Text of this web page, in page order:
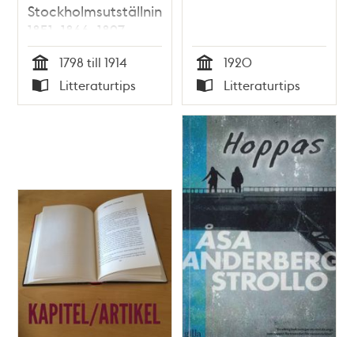
Stockholmsutställningarna
1851, 1866, 1897,
1909 / Ulf Sörenson
Tid
1798 till 1914
Typ
Litteraturtips Tid
1920
Typ
Litteraturtips